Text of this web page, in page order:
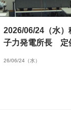
2026/06/24（水
子力発電所長 定
26/06/24（水）